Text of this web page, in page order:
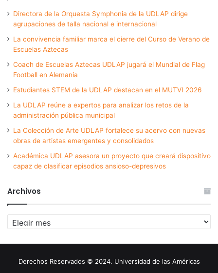
Directora de la Orquesta Symphonia de la UDLAP dirige
agrupaciones de talla nacional e internacional
La convivencia familiar marca el cierre del Curso de Verano de
Escuelas Aztecas
Coach de Escuelas Aztecas UDLAP jugará el Mundial de Flag
Football en Alemania
Estudiantes STEM de la UDLAP destacan en el MUTVI 2026
La UDLAP reúne a expertos para analizar los retos de la
administración pública municipal
La Colección de Arte UDLAP fortalece su acervo con nuevas
obras de artistas emergentes y consolidados
Académica UDLAP asesora un proyecto que creará dispositivo
capaz de clasificar episodios ansioso-depresivos
Archivos
Archivos
Derechos Reservados © 2024. Universidad de las Américas